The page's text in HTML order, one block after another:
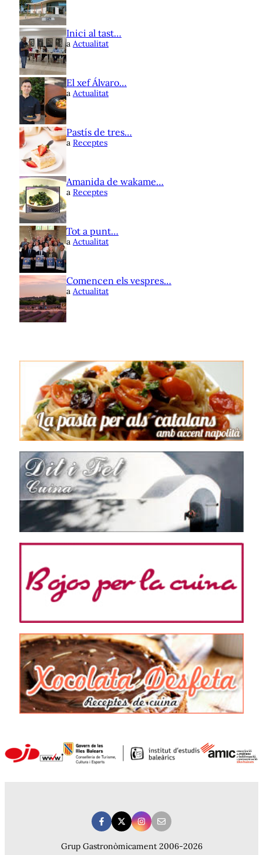
Inici al tast…
a Actualitat
El xef Álvaro…
a Actualitat
Pastís de tres…
a Receptes
Amanida de wakame…
a Receptes
Tot a punt…
a Actualitat
Comencen els vespres…
a Actualitat
Grup Gastronòmicament 2006-2026